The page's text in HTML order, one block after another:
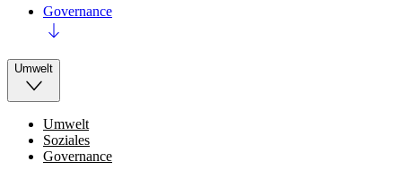
Governance
Umwelt
Umwelt
Soziales
Governance